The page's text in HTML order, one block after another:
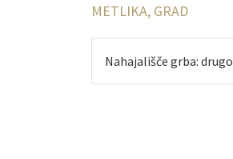
METLIKA, GRAD
Nahajališče grba: drugo